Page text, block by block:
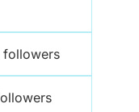
followers